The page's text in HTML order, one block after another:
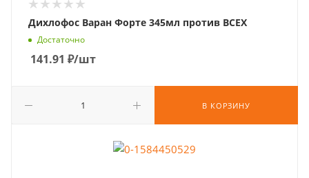
Дихлофос Варан Форте 345мл против ВСЕХ
Достаточно
141.91 ₽/шт
В КОРЗИНУ